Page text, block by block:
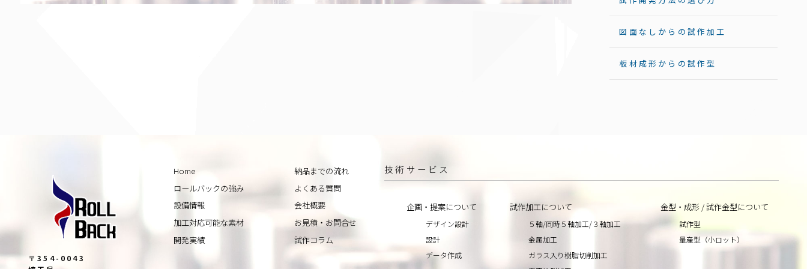
図面なしからの試作加工
板材成形からの試作型
〒354-0043
Home
ロールバックの強み
設備情報
加工対応可能な素材
開発実績
納品までの流れ
よくある質問
会社概要
お見積・お問合せ
試作コラム
技術サービス
企画・提案について
デザイン設計
設計
データ作成
試作加工について
５軸/同時５軸加工/３軸加工
金属加工
ガラス入り樹脂切削加工
金型・成形 / 試作金型について
試作型
量産型（小ロット）